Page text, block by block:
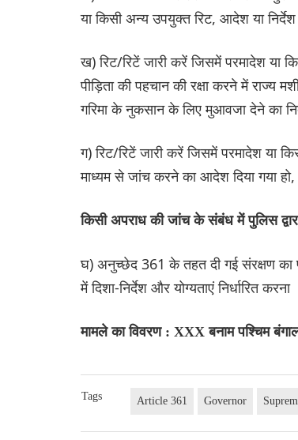
या किसी अन्य उपयुक्त रिट, आदेश या
ख) रिट/रिटें जारी करें जिसमें परमादेश या
पीड़िता की पहचान की रक्षा करने में राज्य
गरिमा के नुकसान के लिए मुआवजा देने का
ग) रिट/रिटें जारी करें जिसमें परमादेश या
माध्यम से जांच करने का आदेश दिया गया
किसी अपराध की जांच के संबंध में पुलिस
घ) अनुच्छेद 361 के तहत दी गई संरक्षण का
में दिशा-निर्देश और योग्यताएं निर्धारित करना
मामले का विवरण : XXX बनाम पश्चिम
Tags Article 361 Governor